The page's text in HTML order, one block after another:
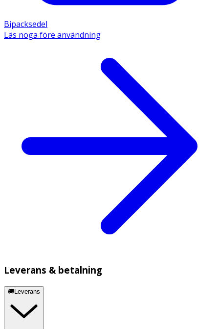
Bipacksedel
Läs noga före användning
Leverans & betalning
🚚Leverans